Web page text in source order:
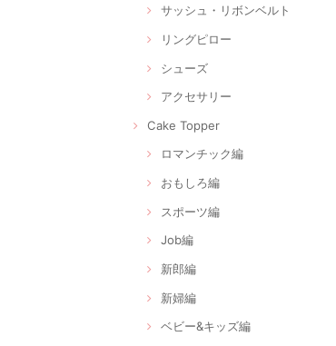
サッシュ・リボンベルト
リングピロー
シューズ
アクセサリー
Cake Topper
ロマンチック編
おもしろ編
スポーツ編
Job編
新郎編
新婦編
ベビー&キッズ編